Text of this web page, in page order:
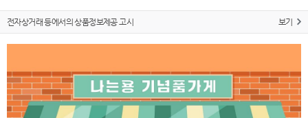
전자상거래 등에서의 상품정보제공 고시 보기